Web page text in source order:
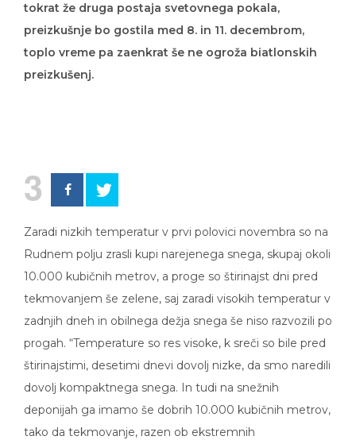
tokrat že druga postaja svetovnega pokala,
preizkušnje bo gostila med 8. in 11. decembrom,
toplo vreme pa zaenkrat še ne ogroža biatlonskih
preizkušenj.
3
Zaradi nizkih temperatur v prvi polovici novembra so na
Rudnem polju zrasli kupi narejenega snega, skupaj okoli
10.000 kubičnih metrov, a proge so štirinajst dni pred
tekmovanjem še zelene, saj zaradi visokih temperatur v
zadnjih dneh in obilnega dežja snega še niso razvozili po
progah. “Temperature so res visoke, k sreči so bile pred
štirinajstimi, desetimi dnevi dovolj nizke, da smo naredili
dovolj kompaktnega snega. In tudi na snežnih
deponijah ga imamo še dobrih 10.000 kubičnih metrov,
tako da tekmovanje, razen ob ekstremnih